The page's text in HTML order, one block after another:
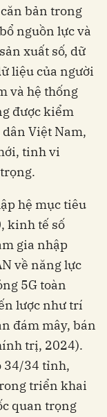
bản trong
nguồn lực và
xuất số, dữ
liệu của người
và hệ thống
được kiểm
Việt Nam,
tinh vi
hệ mục tiêu
kinh tế số
gia nhập
về năng lực
5G toàn
lược như trí
đám mây, bán
trị, 2024).
34/34 tỉnh,
triển khai
quan trọng